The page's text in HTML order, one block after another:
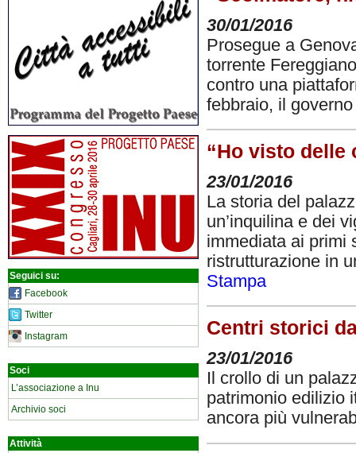
Seguici su:
Facebook
Twitter
Instagram
Soci
L’associazione a Inu
Archivio soci
Attività
30/01/2016
Prosegue a
torrente
contro una
febbraio, il
“Ho visto delle
23/01/2016
La storia del
un’inquilina e dei
immediata ai primi
ristrutturazione in
Stampa
Centri storici
23/01/2016
Il crollo di un
patrimonio edilizio
ancora più